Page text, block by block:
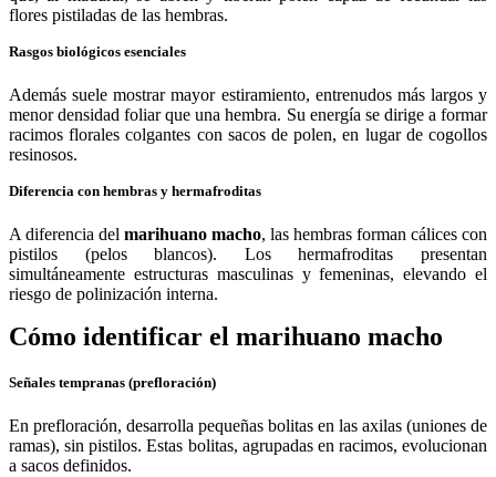
flores pistiladas de las hembras.
Rasgos biológicos esenciales
Además suele mostrar mayor estiramiento, entrenudos más largos y
menor densidad foliar que una hembra. Su energía se dirige a formar
racimos florales colgantes con sacos de polen, en lugar de cogollos
resinosos.
Diferencia con hembras y hermafroditas
A diferencia del marihuano macho, las hembras forman cálices con
pistilos (pelos blancos). Los hermafroditas presentan
simultáneamente estructuras masculinas y femeninas, elevando el
riesgo de polinización interna.
Cómo identificar el marihuano macho
Señales tempranas (prefloración)
En prefloración, desarrolla pequeñas bolitas en las axilas (uniones de
ramas), sin pistilos. Estas bolitas, agrupadas en racimos, evolucionan
a sacos definidos.